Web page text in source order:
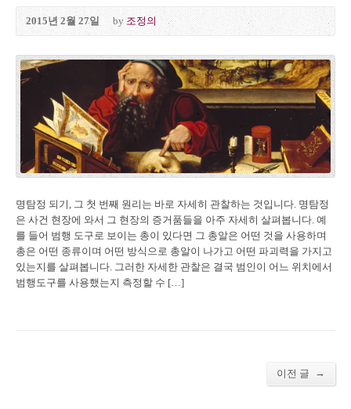
2015년 2월 27일 by 조정의
명탐정 되기, 그 첫 번째 원리는 바로 자세히 관찰하는 것입니다. 명탐정
은 사건 현장에 와서 그 현장의 증거품들을 아주 자세히 살펴봅니다. 예
를 들어 범행 도구로 보이는 총이 있다면 그 총알은 어떤 것을 사용하며
총은 어떤 종류이며 어떤 방식으로 총알이 나가고 어떤 파괴력을 가지고
있는지를 살펴봅니다. 그러한 자세한 관찰은 결국 범인이 어느 위치에서
범행도구를 사용했는지 측정할 수 […]
이전 글 →